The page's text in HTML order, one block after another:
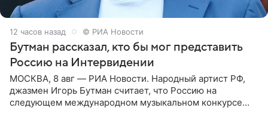
12 часов назад © РИА Новости
Бутман рассказал, кто бы мог представить
Россию на Интервидении
МОСКВА, 8 авг — РИА Новости. Народный артист РФ,
джазмен Игорь Бутман считает, что Россию на
следующем международном музыкальном конкурсе